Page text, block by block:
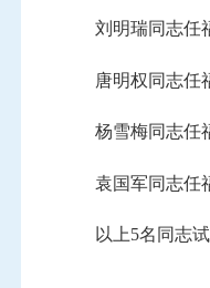
刘明瑞同志任
唐明权同志任
杨雪梅同志任
袁国军同志任
以上5名同志